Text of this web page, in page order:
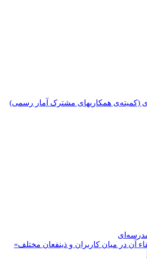
(کمیته‌ی همکاریهای مشترک آمار رسمی)
آن در میان کاربران و ذینفعان مختلف»